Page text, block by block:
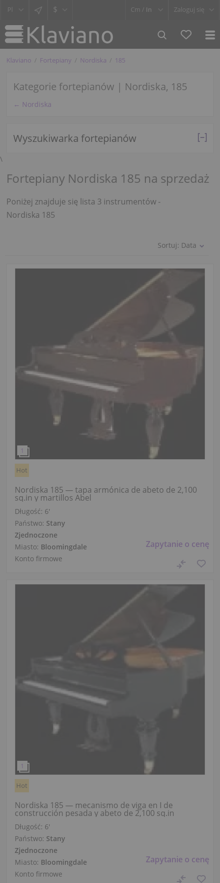
$ Cm / In Zaloguj się
Klaviano Fortepiany Nordiska 185
Kategorie fortepianów | Nordiska, 185
← Nordiska
Wyszukiwarka fortepianów
\
Fortepiany Nordiska 185 na sprzedaż
Poniżej znajduje się lista 3 instrumentów -
Nordiska 185
Sortuj: Data
Zapytanie o cenę
Hot
Nordiska 185 — tapa armónica de abeto de 2,100
sq.in y martillos Abel
Długość: 6′
Państwo: Stany
Zjednoczone
Miasto: Bloomingdale
Konto firmowe
Zapytanie o cenę
Hot
Nordiska 185 — mecanismo de viga en I de
construcción pesada y abeto de 2,100 sq.in
Długość: 6′
Państwo: Stany
Zjednoczone
Miasto: Bloomingdale
Konto firmowe